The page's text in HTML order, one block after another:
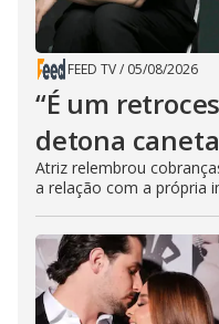
FEED TV/ 05/08/2026
“É um
detona
Atriz relembrou
a relação com a própria